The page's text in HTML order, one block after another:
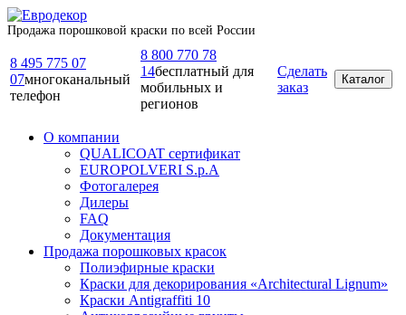
Продажа порошковой краски по всей России
8 495 775 07
07многоканальный
телефон
8 800 770 78
14бесплатный для
мобильных и
регионов
Сделать
заказ
Каталог
О компании
QUALICOAT сертификат
EUROPOLVERI S.p.A
Фотогалерея
Дилеры
FAQ
Документация
Продажа порошковых красок
Полиэфирные краски
Краски для декорирования «Architectural Lignum»
Краски Antigraffiti 10